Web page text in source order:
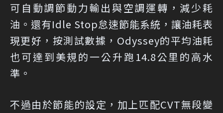
可自動調節動力輸出與空調運轉，減少耗
油。還有Idle Stop怠速節能系統，讓油耗表
現更好，按測試數據，Odyssey的平均油耗
也可達到美規的一公升跑14.8公里的高水
準。
不過由於節能的設定，加上匹配CVT無段變